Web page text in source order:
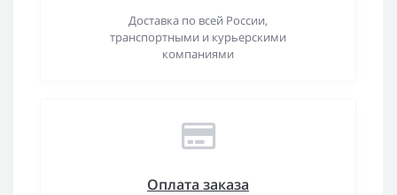
Доставка по всей России,
транспортными и курьерскими
компаниями
Оплата заказа